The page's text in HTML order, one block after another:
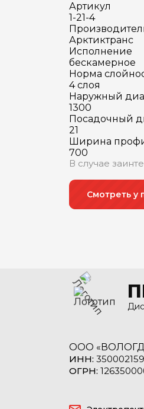
Артикул
1-21-4
Арктиктранс
Исполнение
бескамерное
Норма
4 слоя
Наружный
1300
Посадочный
21
Ширина
700
В случае
Смотреть у
ООО
ИНН:
ОГРН: